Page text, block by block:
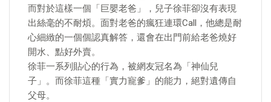
而對於這樣一個「巨嬰老爸」，兒子徐菲卻沒有表現
出絲毫的不耐煩。面對老爸的瘋狂連環Call，他總是耐
心細緻的一個個認真解答，還會在出門前給老爸燒好
開水、點好外賣。
徐菲一系列貼心的行為，被網友冠名為「神仙兒
子」。而徐菲這種「實力寵爹」的能力，絕對遺傳自
父母。